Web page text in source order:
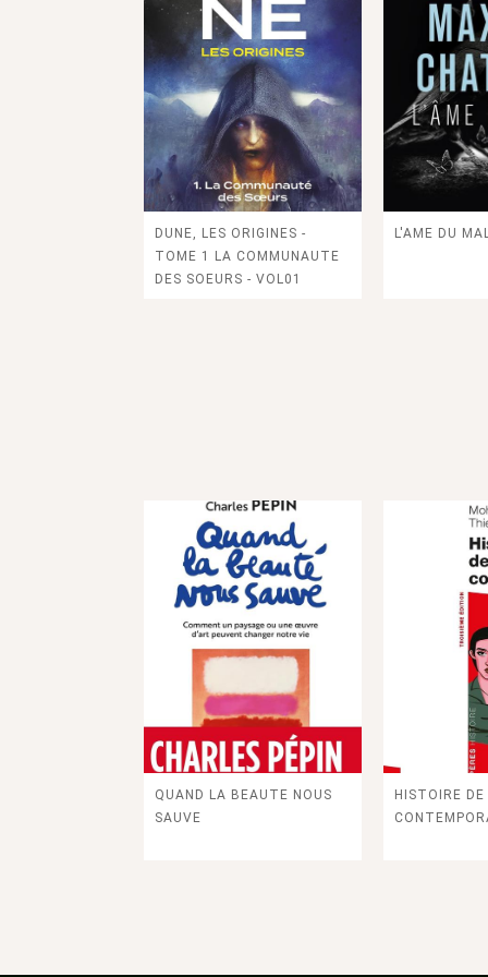
DUNE, LES ORIGINES -
TOME 1 LA COMMUNAUTE
DES SOEURS - VOL01
L'AME DU
QUAND LA BEAUTE NOUS
SAUVE
HISTOIRE